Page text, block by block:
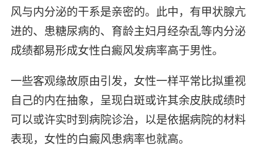
风与内分泌的干系是亲密的。此中，有甲状腺亢
进的、患糖尿病的、育龄主妇月经杂乱等内分泌
成绩都易形成女性白癜风发病率高于男性。
一些客观缘故原由引发，女性一样平常比拟重视
自己的内在抽象，呈现白斑或许其余皮肤成绩时
可以或许实时到病院诊治，以是依据病院的材料
表现，女性的白癜风患病率也就高。